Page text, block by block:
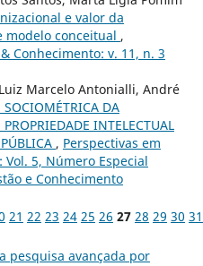
e valor da
modelo conceitual ,
Conhecimento: v. 11, n. 3
Marcelo Antonialli, André
SOCIOMÉTRICA DA
INTELECTUAL
, Perspectivas em
5, Número Especial
e Conhecimento
21 22 23 24 25 26 27 28 29 30 31
pesquisa avançada por